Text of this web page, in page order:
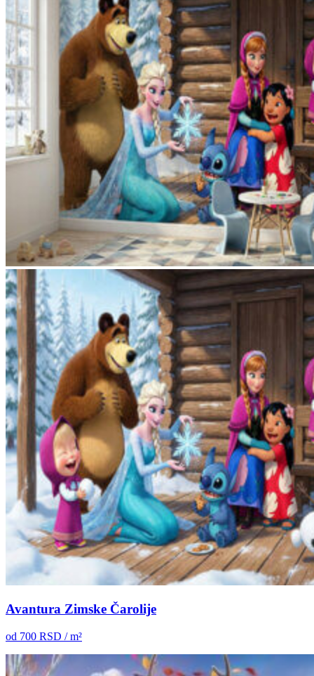
Avantura Zimske Čarolije
od 700 RSD / m²